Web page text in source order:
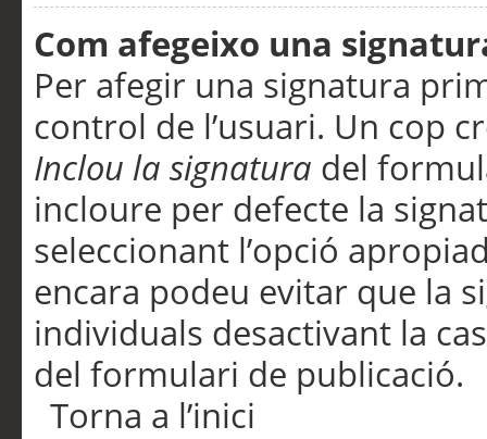
Com afegeixo una
Per afegir una signatura
control de l’usuari. Un cop
Inclou la signatura del
incloure per defecte la
seleccionant l’opció
encara podeu evitar que la
individuals desactivant la
del formulari de publicació.
Torna a l’inici